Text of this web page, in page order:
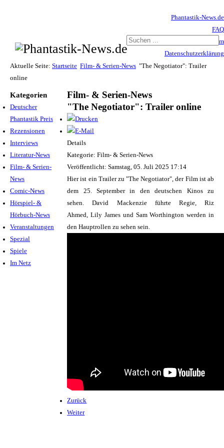
Phantastik-News.de
FAQ
Impressum
Datenschutzerklärung
Haftungsausschluss
Aktuelle Seite: Startseite Film- & Serien-News "The Negotiator": Trailer
online
Kategorien
Deutscher
Phantastik Preis
Rezensionen
Interviews
Literatur-News
Film- & Serien-
News
Comic-News
Hörspiel- &
Hörbuch-News
Veranstaltungen
Spezial
Spiele
Im Netz
Film- & Serien-News
"The Negotiator": Trailer online
Details
Kategorie: Film- & Serien-News
Veröffentlicht: Samstag, 05. Juli 2025 17:14
Hier ist ein Trailer zu "The Negotiator", der Film ist ab
dem 25. September in den deutschen Kinos zu
sehen. David Mackenzie führte Regie, Riz
Ahmed, Lily James und Sam Worthington werden in
den Hauptrollen zu sehen sein.
Zurück
Weiter